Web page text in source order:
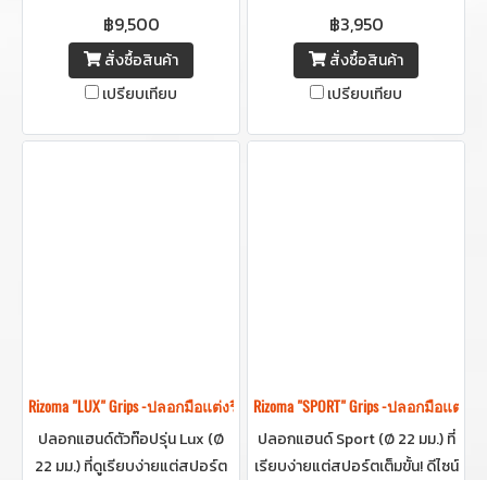
ป้องกันการเบรคกระทันหันจาก
การเกี่ยวหรือชนขณะขับขี่
฿9,500
สั่งซื้อสินค้า
เปรียบเทียบ
ด้วยฟังก์ชัน ไฟเลี้ยวปลายแฮนด์
ในตัว ที่ผสานดีไซน์เข้าด้วยกัน
อย่างลงตัวพร้อมเทคโนโลยีไฟ
SMD LED รุ่นล่าสุด ที่ให้ความ
฿3,950
สั่งซื้อสินค้า
เปรียบเทียบ
Rizoma "LUX" Grips -ปลอกมือแต่งริโซม่า
ปลอกแฮนด์ตัวท๊อปรุ่น Lux (Ø
22 มม.) ที่ดูเรียบง่ายแต่สปอร์ต
Rizoma "SPORT" Grips -ปลอกมือแต่ง
ปลอกแฮนด์ Sport (Ø 22 มม.) ที่
เรียบง่ายแต่สปอร์ตเต็มขั้น! ดีไซน์